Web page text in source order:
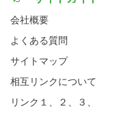
会社概要
よくある質問
サイトマップ
相互リンクについて
リンク１、
２、 ３、